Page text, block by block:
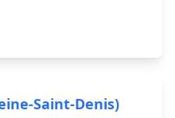
Saint-Denis)